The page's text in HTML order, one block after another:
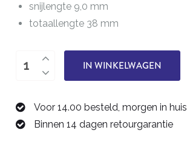
snijlengte 9,0 mm
totaallengte 38 mm
éénsnijder
0068630E
aantal
IN WINKELWAGEN
Voor 14.00 besteld, morgen in huis
Binnen 14 dagen retourgarantie